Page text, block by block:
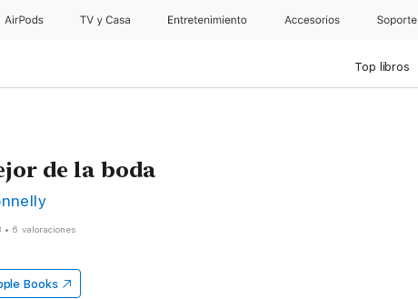
AirPods TV y Casa Entretenimiento Accesorios Soporte
Top libros
de la boda
• 6 valoraciones
Books